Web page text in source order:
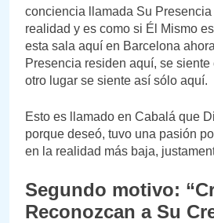
conciencia llamada Su
realidad y es como si Él Mismo
esta sala aquí en Barcelona
Presencia residen aquí, se
otro lugar se siente así sólo aquí.
Esto es llamado en Cabalá que
porque deseó, tuvo una pasión
en la realidad más baja,
Segundo motivo:
Reconozcan a Su